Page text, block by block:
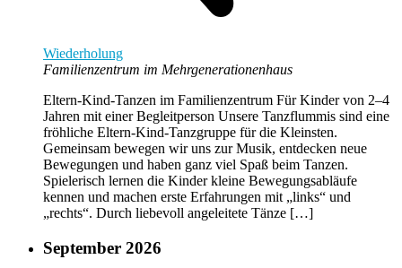
Wiederholung
Familienzentrum im Mehrgenerationenhaus
Eltern-Kind-Tanzen im Familienzentrum Für Kinder von 2–4
Jahren mit einer Begleitperson Unsere Tanzflummis sind eine
fröhliche Eltern-Kind-Tanzgruppe für die Kleinsten.
Gemeinsam bewegen wir uns zur Musik, entdecken neue
Bewegungen und haben ganz viel Spaß beim Tanzen.
Spielerisch lernen die Kinder kleine Bewegungsabläufe
kennen und machen erste Erfahrungen mit „links“ und
„rechts“. Durch liebevoll angeleitete Tänze […]
September 2026